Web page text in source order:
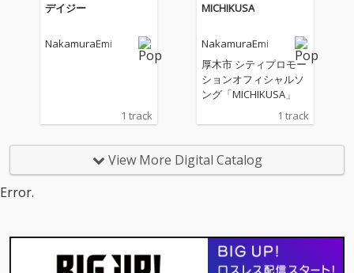
デイジー
NakamuraEmi
1 track
MICHIKUSA
NakamuraEmi
厚木市 シティプロモー
ションオフィシャルソ
ング「MICHIKUSA」
1 track
View More Digital Catalog
Error.